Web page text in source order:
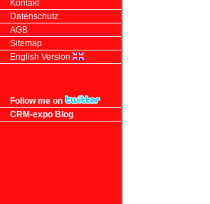
Kontakt
Datenschutz
AGB
Sitemap
English Version
Follow me on
CRM-expo Blog